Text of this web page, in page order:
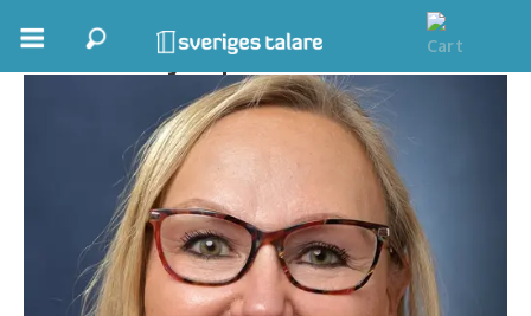
Samhällsnytta
Inspirerande Föreläsare
Personlig utveckling, målsättning
Petra Hjerpe